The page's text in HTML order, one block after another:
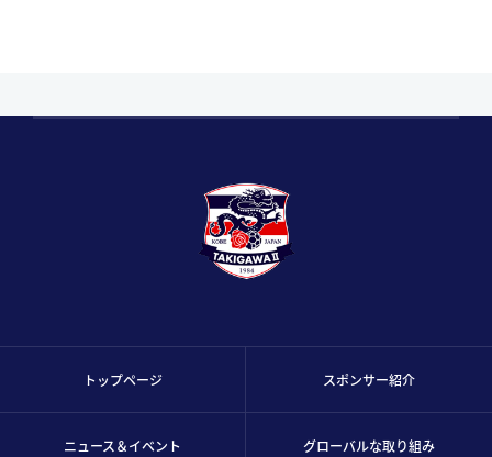
トップページ
ニュース＆イベント
スポンサー紹介
グローバルな取り組み